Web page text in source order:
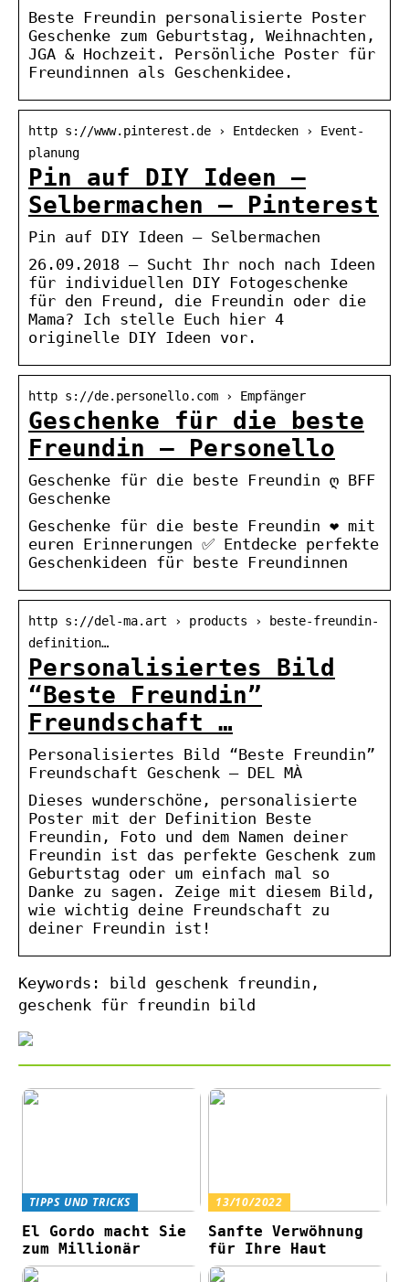
Beste Freundin personalisierte Poster
Geschenke zum Geburtstag, Weihnachten,
JGA & Hochzeit. Persönliche Poster für
Freundinnen als Geschenkidee.
http s://www.pinterest.de › Entdecken › Event-
planung
Pin auf DIY Ideen –
Selbermachen – Pinterest
Pin auf DIY Ideen – Selbermachen
26.09.2018 – Sucht Ihr noch nach Ideen
für individuellen DIY Fotogeschenke
für den Freund, die Freundin oder die
Mama? Ich stelle Euch hier 4
originelle DIY Ideen vor.
http s://de.personello.com › Empfänger
Geschenke für die beste
Freundin – Personello
Geschenke für die beste Freundin ღ BFF
Geschenke
Geschenke für die beste Freundin ❤ mit
euren Erinnerungen ✅ Entdecke perfekte
Geschenkideen für beste Freundinnen
http s://del-ma.art › products › beste-freundin-
definition…
Personalisiertes Bild
“Beste Freundin”
Freundschaft …
Personalisiertes Bild “Beste Freundin”
Freundschaft Geschenk – DEL MÀ
Dieses wunderschöne, personalisierte
Poster mit der Definition Beste
Freundin, Foto und dem Namen deiner
Freundin ist das perfekte Geschenk zum
Geburtstag oder um einfach mal so
Danke zu sagen. Zeige mit diesem Bild,
wie wichtig deine Freundschaft zu
deiner Freundin ist!
Keywords: bild geschenk freundin,
geschenk für freundin bild
TIPPS UND TRICKS
El Gordo macht Sie
zum Millionär
13/10/2022
Sanfte Verwöhnung
für Ihre Haut